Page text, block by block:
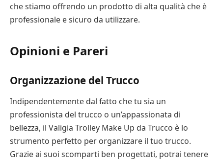
che stiamo offrendo un prodotto di alta qualità che è
professionale e sicuro da utilizzare.
Opinioni e Pareri
Organizzazione del Trucco
Indipendentemente dal fatto che tu sia un
professionista del trucco o un’appassionata di
bellezza, il Valigia Trolley Make Up da Trucco è lo
strumento perfetto per organizzare il tuo trucco.
Grazie ai suoi scomparti ben progettati, potrai tenere